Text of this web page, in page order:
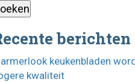
berichten
keukenbladen
kwaliteit